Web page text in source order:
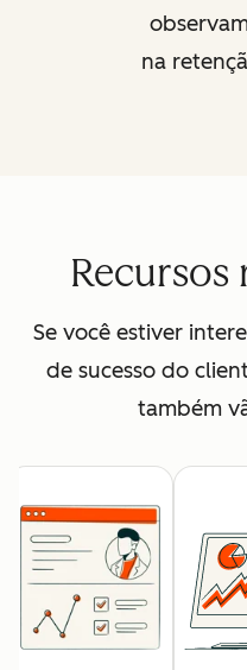
na
Recursos
Se você estiver
de sucesso do
também